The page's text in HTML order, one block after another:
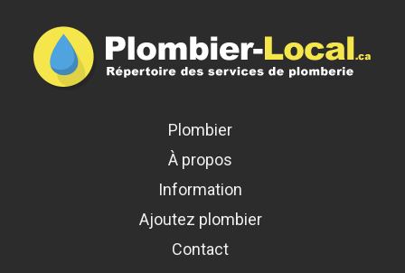
Plombier
À propos
Information
Ajoutez plombier
Contact